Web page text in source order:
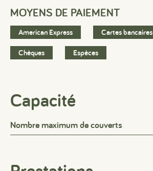
MOYENS DE PAIEMENT
American Express Cartes bancaires
Chèques Espèces
Capacité
Nombre maximum de couverts